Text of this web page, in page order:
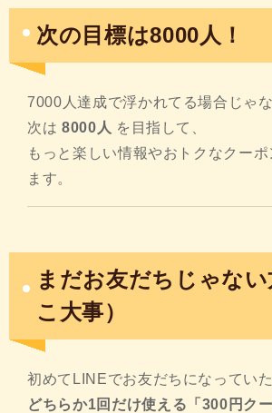
次の目標は8000人！
7000人達成で浮かれてる場合じゃな
次は 8000人 を目指して、
もっと楽しい情報やおトクなクー
ます。
まだお友だちじゃない
こ大事）
初めてLINEでお友だちになってい
どちらか1回だけ使える「300円クー